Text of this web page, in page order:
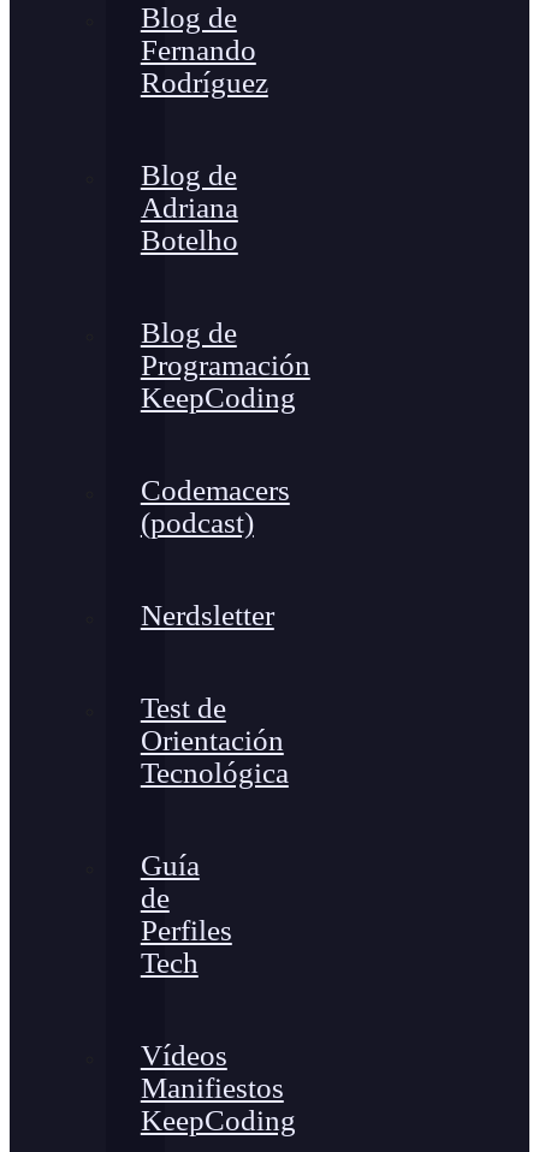
Blog de
Fernando
Rodríguez
Blog de
Adriana
Botelho
Blog de
Programación
KeepCoding
Codemacers
(podcast)
Nerdsletter
Test de
Orientación
Tecnológica
Guía
de
Perfiles
Tech
Vídeos
Manifiestos
KeepCoding